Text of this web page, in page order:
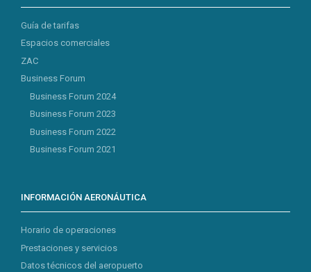
Guía de tarifas
Espacios comerciales
ZAC
Business Forum
Business Forum 2024
Business Forum 2023
Business Forum 2022
Business Forum 2021
INFORMACIÓN AERONÁUTICA
Horario de operaciones
Prestaciones y servicios
Datos técnicos del aeropuerto